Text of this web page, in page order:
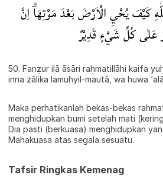
كَيْفَ يُحْيِ الْاَرْضَ بَعْدَ مَوْتِهَاۗ اِنَّ
عَلٰى كُلِّ شَيْءٍ قَدِيْرٌ
50. Fanẓur ilā āṡāri raḥmatillāhi kaifa
inna żālika lamuḥyil-mautā, wa huwa
Maka perhatikanlah bekas-bekas
menghidupkan bumi setelah mati
Dia pasti (berkuasa) menghidupkan
Mahakuasa atas segala sesuatu.
Tafsir Ringkas Kemenag